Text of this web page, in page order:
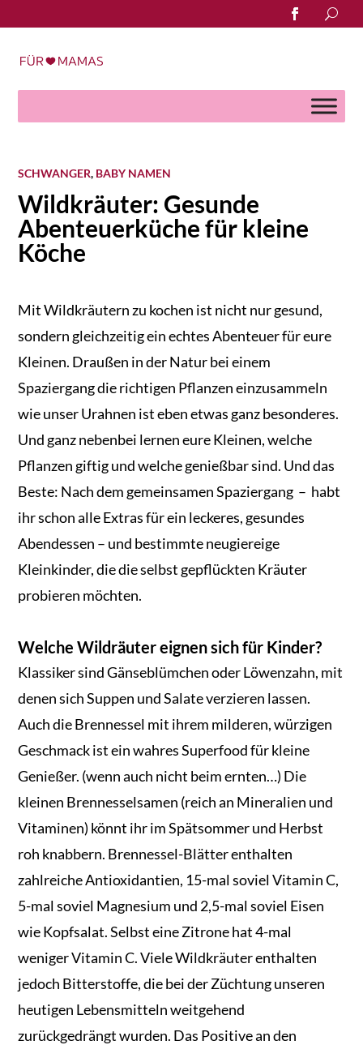
Search
for:
SCHWANGER, BABY NAMEN
Wildkräuter: Gesunde
Abenteuerküche für kleine
Köche
Mit Wildkräutern zu kochen ist nicht nur gesund,
sondern gleichzeitig ein echtes Abenteuer für eure
Kleinen. Draußen in der Natur bei einem
Spaziergang die richtigen Pflanzen einzusammeln
wie unser Urahnen ist eben etwas ganz besonderes.
Und ganz nebenbei lernen eure Kleinen, welche
Pflanzen giftig und welche genießbar sind. Und das
Beste: Nach dem gemeinsamen Spaziergang – habt
ihr schon alle Extras für ein leckeres, gesundes
Abendessen – und bestimmte neugiereige
Kleinkinder, die die selbst gepflückten Kräuter
probieren möchten.
Welche Wildräuter eignen sich für Kinder?
Klassiker sind Gänseblümchen oder Löwenzahn, mit
denen sich Suppen und Salate verzieren lassen.
Auch die Brennessel mit ihrem milderen, würzigen
Geschmack ist ein wahres Superfood für kleine
Genießer. (wenn auch nicht beim ernten…) Die
kleinen Brennesselsamen (reich an Mineralien und
Vitaminen) könnt ihr im Spätsommer und Herbst
roh knabbern. Brennessel-Blätter enthalten
zahlreiche Antioxidantien, 15-mal soviel Vitamin C,
5-mal soviel Magnesium und 2,5-mal soviel Eisen
wie Kopfsalat. Selbst eine Zitrone hat 4-mal
weniger Vitamin C. Viele Wildkräuter enthalten
jedoch Bitterstoffe, die bei der Züchtung unseren
heutigen Lebensmitteln weitgehend
zurückgedrängt wurden. Das Positive an den